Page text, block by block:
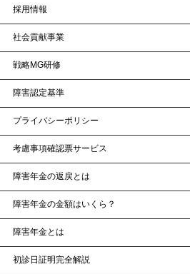
採用情報
社会貢献事業
戦略MG研修
障害認定基準
プライバシーポリシー
考慮事項確認票サービス
障害年金の返戻とは
障害年金の金額はいくら？
障害年金とは
初診日証明完全解説